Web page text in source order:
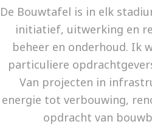
De Bouwtafel is in elk
initiatief, uitwerking en
beheer en onderhoud. Ik
particuliere
Van projecten in
energie tot verbouwing,
opdracht van